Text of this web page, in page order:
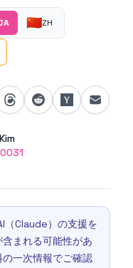
🇨🇳ZH
（Claude）の支援を
まれる可能性があ
一次情報でご確認